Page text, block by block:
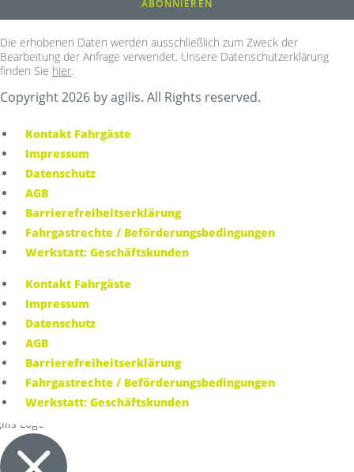
Die erhobenen Daten werden ausschließlich zum Zweck der
Bearbeitung der Anfrage verwendet. Unsere Datenschutzerklärung
finden Sie hier.
Copyright 2026 by agilis. All Rights reserved.
Kontakt Fahrgäste
Impressum
Datenschutz
AGB
Barrierefreiheitserklärung
Fahrgastrechte / Beförderungsbedingungen
Werkstatt: Geschäftskunden
Kontakt Fahrgäste
Impressum
Datenschutz
AGB
Barrierefreiheitserklärung
Fahrgastrechte / Beförderungsbedingungen
Werkstatt: Geschäftskunden